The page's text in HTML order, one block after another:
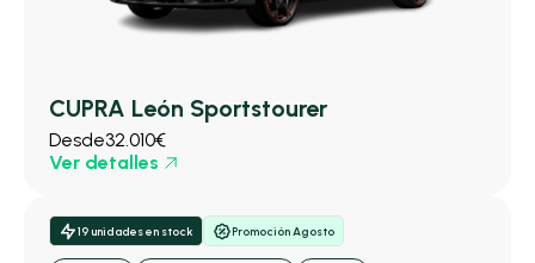
CUPRA León Sportstourer
Desde32.010€
Ver detalles
19 unidades en stock Promoción Agosto